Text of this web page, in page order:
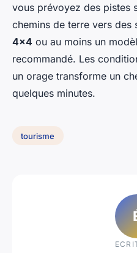
vous prévoyez des pistes
chemins de terre vers des
4x4 ou au moins un
recommandé. Les
un orage transforme un
quelques minutes.
tourisme